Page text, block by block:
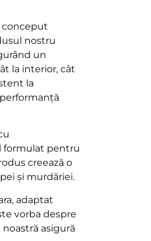
conceput
nostru
un
la interior, cât
la
formulat pentru
creează o
și murdăriei.
adaptat
vorba despre
noastră asigură